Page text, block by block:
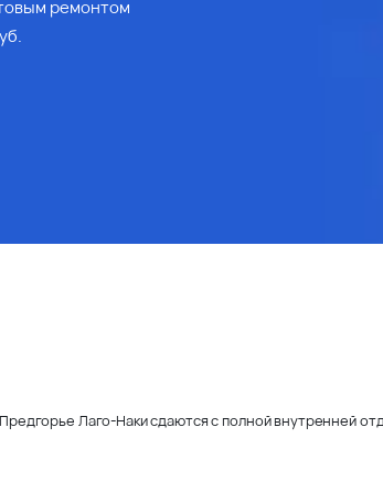
ремонтом
Лаго-Наки сдаются с полной внутренней